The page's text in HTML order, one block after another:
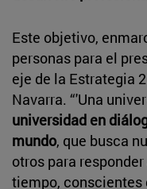
Este objetivo,
personas para el
eje de la Estrategia
Navarra. “'Una
universidad en
mundo, que busca
otros para
tiempo, conscientes